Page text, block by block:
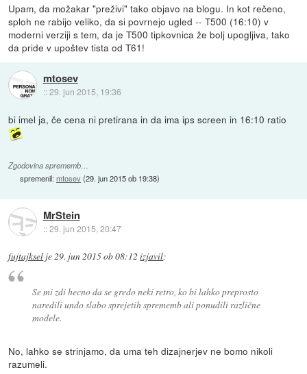
Upam, da možakar "preživi" tako objavo na blogu. In kot rečeno,
sploh ne rabijo veliko, da si povrnejo ugled -- T500 (16:10) v
moderni verziji s tem, da je T500 tipkovnica že bolj upogljiva, tako
da pride v upoštev tista od T61!
mtosev
::29. jun 2015, 19:36
bi imel ja, če cena ni pretirana in da ima ips screen in 16:10 ratio
Zgodovina sprememb…
spremenil:mtosev(29. jun 2015 ob 19:38)
MrStein
::29. jun 2015, 20:47
fujtajksel je29. jun 2015 ob 08:12 izjavil:
Se mi zdi hecno da se gredo neki retro, ko bi lahko preprosto
naredili undo slabo sprejetih sprememb ali ponudili različne
modele.
No, lahko se strinjamo, da uma teh dizajnerjev ne bomo nikoli
razumeli.